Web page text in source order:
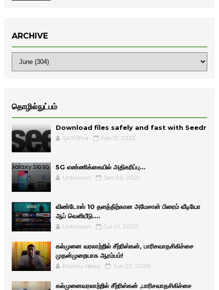
ARCHIVE
தொழில்நுட்பம்
Download files safely and fast with Seedr
SATHPra Feb 17, 2022
5G எண்ணிக்கையில் அதிகரிப்பு...
Unknown Jan 06, 2021
விண்டோஸ் 10 தளத்திற்கான அமேசான் பிரைம் வீடியோ
ஆப் வெளியீடு....
Unknown Jul 01, 2020
கல்முனை வரலாற்றில் சீற்ரிஸ்கன், பாரிசவாதசிகிச்சை
முதன்முறையாக ஆரம்பம்!
Kilakku News Jun 23, 2020
கல்முனைவரலாற்றில் சீற்ரிஸ்கன் ,பாரிசவாதசிகிச்சை